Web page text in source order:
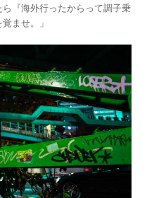
『海外行ったからって調子乗
ませ。」